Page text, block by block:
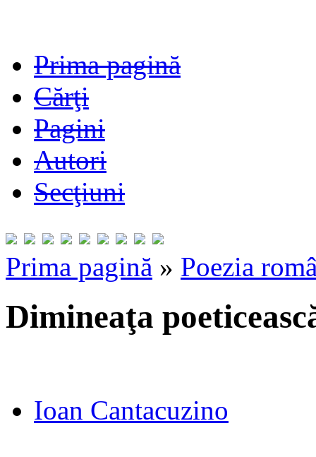
Prima pagină
Cărţi
Pagini
Autori
Secţiuni
Prima pagină » Poezia
Dimineaţa
Ioan Cantacuzino